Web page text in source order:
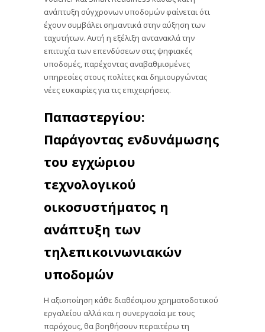
ανάπτυξη σύγχρονων υποδομών φαίνεται ότι
έχουν συμβάλει σημαντικά στην αύξηση των
ταχυτήτων. Αυτή η εξέλιξη αντανακλά την
επιτυχία των επενδύσεων στις ψηφιακές
υποδομές, παρέχοντας αναβαθμισμένες
υπηρεσίες στους πολίτες και δημιουργώντας
νέες ευκαιρίες για τις επιχειρήσεις.
Παπαστεργίου:
Παράγοντας ενδυνάμωσης
του εγχώριου
τεχνολογικού
οικοσυστήματος η
ανάπτυξη των
τηλεπικοινωνιακών
υποδομών
Η αξιοποίηση κάθε διαθέσιμου χρηματοδοτικού
εργαλείου αλλά και η συνεργασία με τους
παρόχους, θα βοηθήσουν περαιτέρω τη